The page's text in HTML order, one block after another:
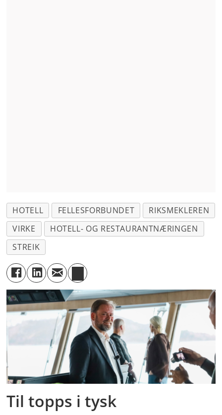
HOTELL FELLESFORBUNDET
RIKSMEKLEREN
VIRKE
HOTELL- OG RESTAURANTNÆRINGEN
STREIK
Til topps i tysk